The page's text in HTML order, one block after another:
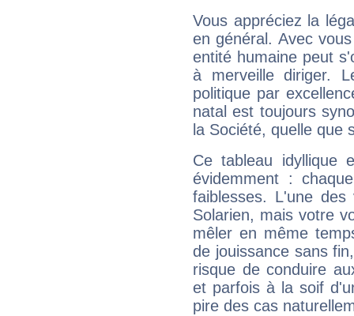
Vous appréciez la
en général. Avec
entité humaine peut
à merveille diriger.
politique par
natal est toujours
la Société, quelle que
Ce tableau idyllique
évidemment :
faiblesses. L'une
Solarien, mais votre
mêler en même
de jouissance sans
risque de conduire
et parfois à la soif
pire des cas